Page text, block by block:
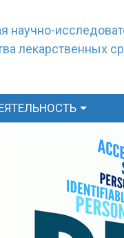
научно-
лекарственных